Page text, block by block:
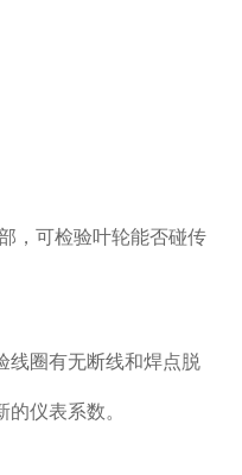
，可检验叶轮能否碰传
线圈有无断线和焊点脱
仪表系数。